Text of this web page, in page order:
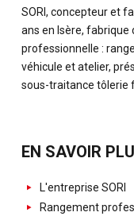
SORI, concepteur et
ans en Isère, fabrique
professionnelle :
véhicule et atelier,
sous-traitance tôlerie
EN SAVOIR
L'entreprise SORI
Rangement